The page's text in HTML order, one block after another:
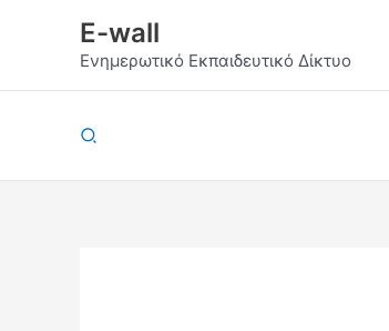
περιεχόμενο
E-wall
Ενημερωτικό Εκπαιδευτικό Δίκτυο
Αναζήτηση